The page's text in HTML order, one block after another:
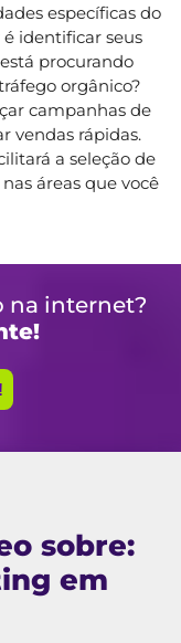
específicas do
identificar seus
procurando
orgânico?
campanhas de
vendas rápidas.
a seleção de
áreas que você
na internet?
sobre:
em